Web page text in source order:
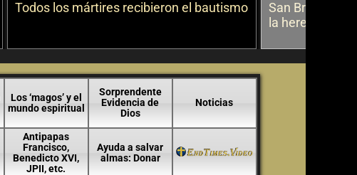
Todos los mártires recibieron el bautismo
San Bruno
la herejía
Los ‘magos’ y el
mundo espiritual
Sorprendente
Evidencia de
Dios
Noticias
Antipapas
Francisco,
Benedicto XVI,
JPII, etc.
Ayuda a salvar
almas: Donar